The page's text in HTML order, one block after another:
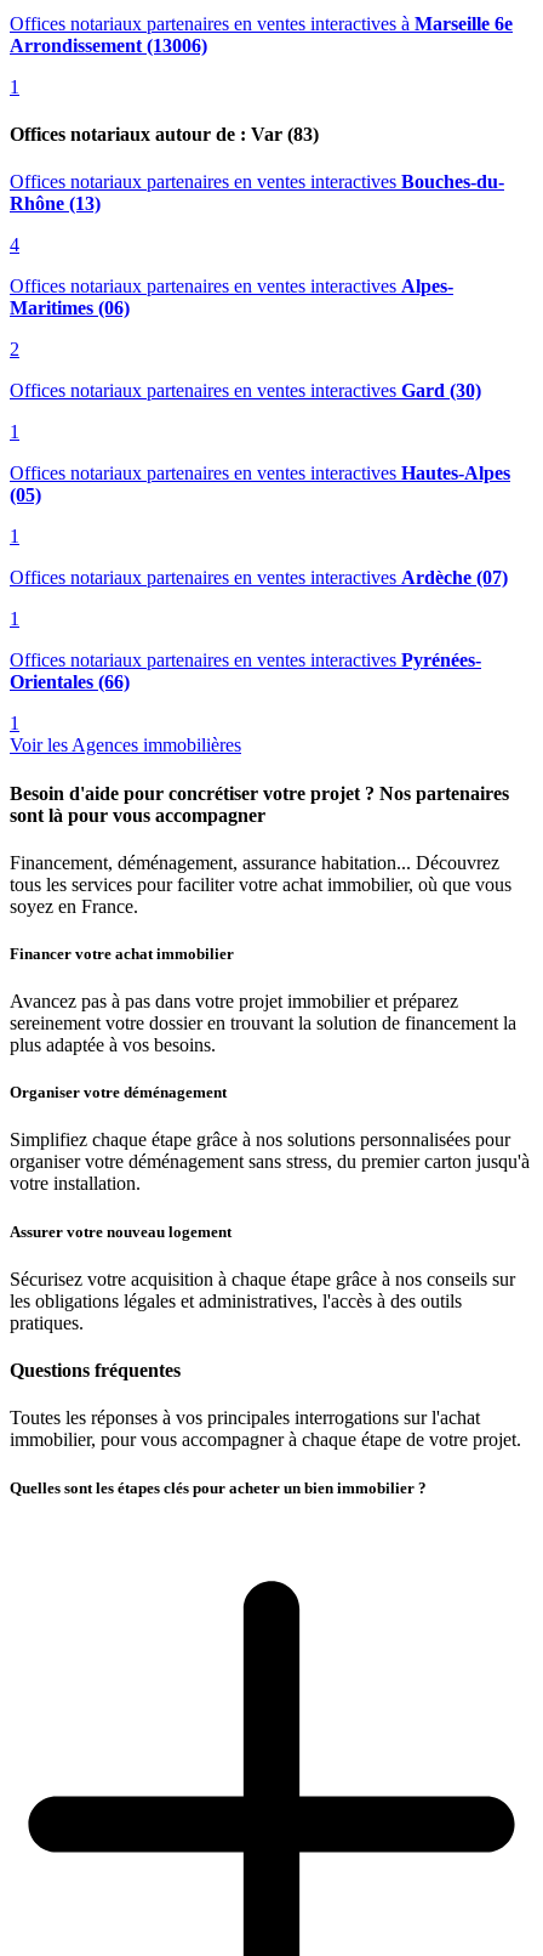
Offices notariaux partenaires en ventes interactives à Marseille 6e
Arrondissement (13006)
1
Offices notariaux autour de : Var (83)
Offices notariaux partenaires en ventes interactives Bouches-du-
Rhône (13)
4
Offices notariaux partenaires en ventes interactives Alpes-
Maritimes (06)
2
Offices notariaux partenaires en ventes interactives Gard (30)
1
Offices notariaux partenaires en ventes interactives Hautes-Alpes
(05)
1
Offices notariaux partenaires en ventes interactives Ardèche (07)
1
Offices notariaux partenaires en ventes interactives Pyrénées-
Orientales (66)
1
Voir les Agences immobilières
Besoin d'aide pour concrétiser votre projet ? Nos partenaires
sont là pour vous accompagner
Financement, déménagement, assurance habitation... Découvrez
tous les services pour faciliter votre achat immobilier, où que vous
soyez en France.
Financer votre achat immobilier
Avancez pas à pas dans votre projet immobilier et préparez
sereinement votre dossier en trouvant la solution de financement la
plus adaptée à vos besoins.
Organiser votre déménagement
Simplifiez chaque étape grâce à nos solutions personnalisées pour
organiser votre déménagement sans stress, du premier carton jusqu'à
votre installation.
Assurer votre nouveau logement
Sécurisez votre acquisition à chaque étape grâce à nos conseils sur
les obligations légales et administratives, l'accès à des outils
pratiques.
Questions fréquentes
Toutes les réponses à vos principales interrogations sur l'achat
immobilier, pour vous accompagner à chaque étape de votre projet.
Quelles sont les étapes clés pour acheter un bien immobilier ?